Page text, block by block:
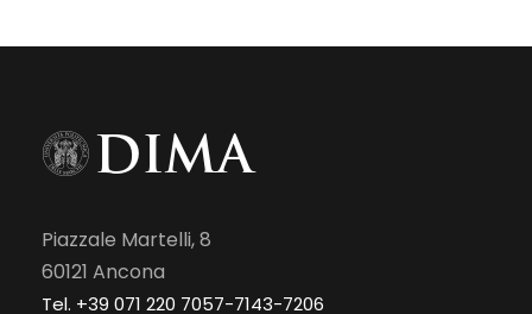
Piazzale Martelli, 8
60121 Ancona
Tel. +39 071 220 7057-7143-7206